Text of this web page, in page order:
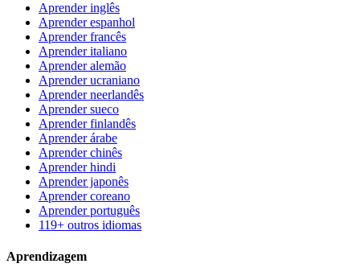
Aprender inglês
Aprender espanhol
Aprender francês
Aprender italiano
Aprender alemão
Aprender ucraniano
Aprender neerlandês
Aprender sueco
Aprender finlandês
Aprender árabe
Aprender chinês
Aprender hindi
Aprender japonês
Aprender coreano
Aprender português
119+ outros idiomas
Aprendizagem